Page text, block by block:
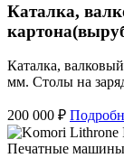
Каталка,
Каталка,
мм. Столы на
200 000 ₽
Печатные машины